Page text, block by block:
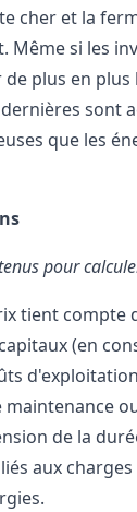
cher et la
Même si les
plus en plus
sont
que les
pour
tient compte
(en
maintenance
de la
aux